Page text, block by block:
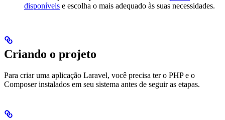
disponíveis e escolha o mais adequado às suas necessidades.
Criando o projeto
Para criar uma aplicação Laravel, você precisa ter o PHP e o
Composer instalados em seu sistema antes de seguir as etapas.